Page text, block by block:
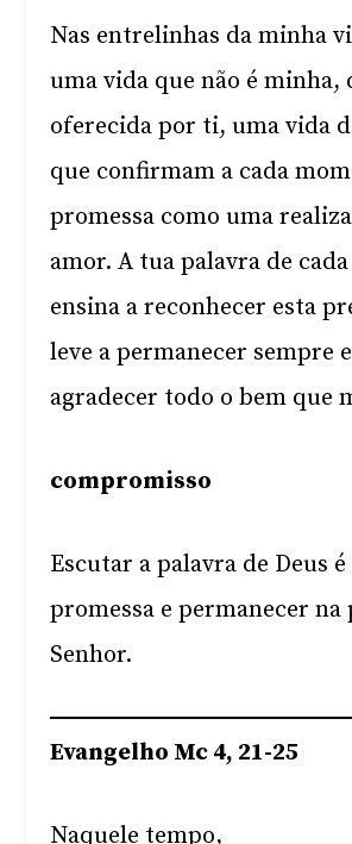
Nas entrelinhas da minha
uma vida que não é minha,
oferecida por ti, uma vida
que confirmam a cada
promessa como uma
amor. A tua palavra de
ensina a reconhecer esta
leve a permanecer sempre
agradecer todo o bem que
compromisso
Escutar a palavra de Deus
promessa e permanecer na
Senhor.
Evangelho Mc 4, 21-25
Naquele tempo,